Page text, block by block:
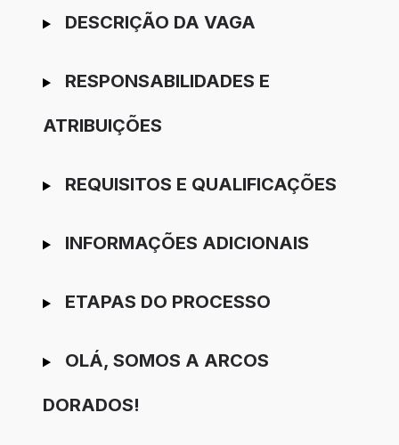
Ir para candidatura
DESCRIÇÃO DA VAGA
RESPONSABILIDADES E
ATRIBUIÇÕES
REQUISITOS E QUALIFICAÇÕES
INFORMAÇÕES ADICIONAIS
ETAPAS DO PROCESSO
OLÁ, SOMOS A ARCOS
DORADOS!